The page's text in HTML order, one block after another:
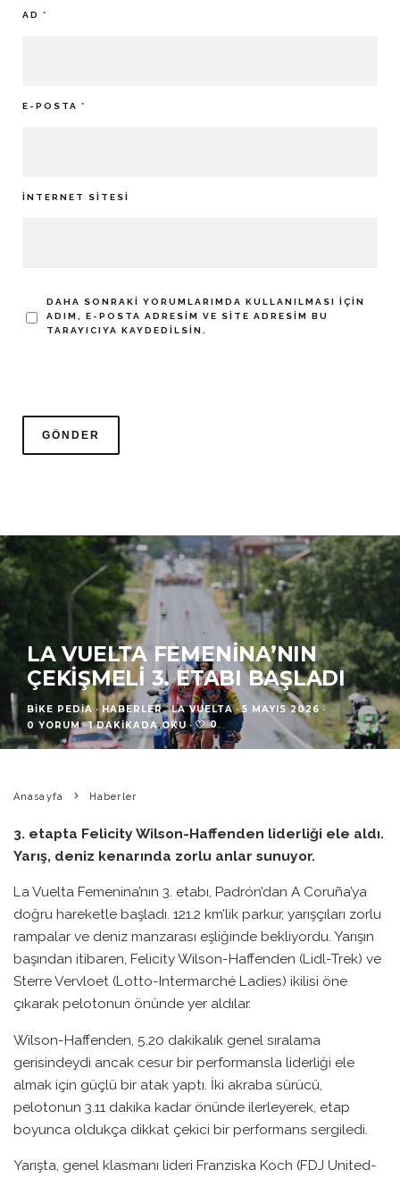
AD *
E-POSTA *
İNTERNET SITESI
DAHA SONRAKI YORUMLARIMDA KULLANILMASI IÇIN
ADIM, E-POSTA ADRESIM VE SITE ADRESIM BU
TARAYICIYA KAYDEDILSIN.
LA VUELTA FEMENINA’NIN
ÇEKIŞMELI 3. ETABI BAŞLADI
BIKE PEDIA · HABERLER LA VUELTA · 5 MAYIS 2026 ·
0 YORUM · 1 DAKIKADA OKU · 0
Anasayfa Haberler
3. etapta Felicity Wilson-Haffenden liderliği ele aldı.
Yarış, deniz kenarında zorlu anlar sunuyor.
La Vuelta Femenina’nın 3. etabı, Padrón’dan A Coruña’ya
doğru hareketle başladı. 121.2 km’lik parkur, yarışçıları zorlu
rampalar ve deniz manzarası eşliğinde bekliyordu. Yarışın
başından itibaren, Felicity Wilson-Haffenden (Lidl-Trek) ve
Sterre Vervloet (Lotto-Intermarché Ladies) ikilisi öne
çıkarak pelotonun önünde yer aldılar.
Wilson-Haffenden, 5.20 dakikalık genel sıralama
gerisindeydi ancak cesur bir performansla liderliği ele
almak için güçlü bir atak yaptı. İki akraba sürücü,
pelotonun 3.11 dakika kadar önünde ilerleyerek, etap
boyunca oldukça dikkat çekici bir performans sergiledi.
Yarışta, genel klasmanı lideri Franziska Koch (FDJ United-